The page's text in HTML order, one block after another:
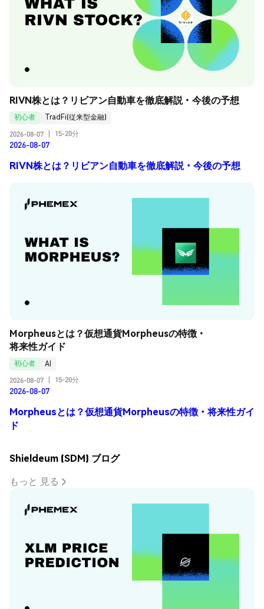
RIVN株とは？リビアン自動車を徹底解説・今後の予想
初心者
TradFi(従来型金融)
2026-08-07
15-20分
2026-08-07
RIVN株とは？リビアン自動車を徹底解説・今後の予想
Morpheusとは？仮想通貨Morpheusの特徴・
将来性ガイド
初心者
AI
2026-08-07
15-20分
2026-08-07
Morpheusとは？仮想通貨Morpheusの特徴・将来性ガイ
ド
Shieldeum (SDM) ブログ
もっと 見る